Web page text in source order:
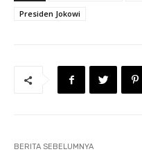
Presiden Jokowi
BERITA SEBELUMNYA